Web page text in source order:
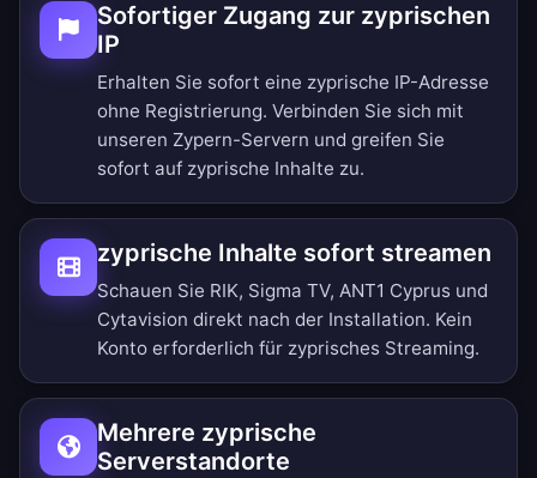
Sofortiger Zugang zur zyprischen
IP
Erhalten Sie sofort eine zyprische IP-Adresse
ohne Registrierung. Verbinden Sie sich mit
unseren Zypern-Servern und greifen Sie
sofort auf zyprische Inhalte zu.
zyprische Inhalte sofort streamen
Schauen Sie RIK, Sigma TV, ANT1 Cyprus und
Cytavision direkt nach der Installation. Kein
Konto erforderlich für zyprisches Streaming.
Mehrere zyprische
Serverstandorte